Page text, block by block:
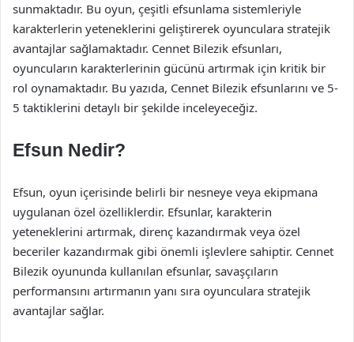
sunmaktadır. Bu oyun, çeşitli efsunlama sistemleriyle
karakterlerin yeteneklerini geliştirerek oyunculara stratejik
avantajlar sağlamaktadır. Cennet Bilezik efsunları,
oyuncuların karakterlerinin gücünü artırmak için kritik bir
rol oynamaktadır. Bu yazıda, Cennet Bilezik efsunlarını ve 5-
5 taktiklerini detaylı bir şekilde inceleyeceğiz.
Efsun Nedir?
Efsun, oyun içerisinde belirli bir nesneye veya ekipmana
uygulanan özel özelliklerdir. Efsunlar, karakterin
yeteneklerini artırmak, direnç kazandırmak veya özel
beceriler kazandırmak gibi önemli işlevlere sahiptir. Cennet
Bilezik oyununda kullanılan efsunlar, savaşçıların
performansını artırmanın yanı sıra oyunculara stratejik
avantajlar sağlar.